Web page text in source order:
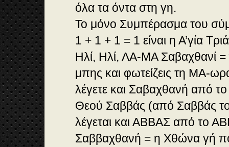
όλα τα όντα στη γη.
Το μόνο Συμπέρασμα του
1 + 1 + 1 = 1 είναι η Α’γία
Ηλί, Ηλί, ΛΑ-ΜΑ Σαβαχθανί
μπης και φωτείζεις τη ΜΑ-
λέγετε και Σαβαχθανή από
Θεού Σαββάς (από Σαββάς
λέγεται και ΑΒΒΑΣ από το
Σαββαχθανή = η Χθώνα γή